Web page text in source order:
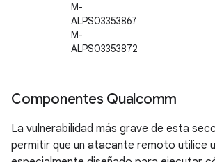
M-
ALPS03353867
M-
ALPS03353872
Componentes Qualcomm
La vulnerabilidad más grave de esta
permitir que un atacante remoto utilice